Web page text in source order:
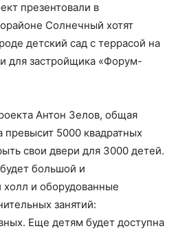
презентовали в
Солнечный хотят
детский сад с террасой на
для застройщика «Форум-
Антон Зелов, общая
превысит 5000 квадратных
свои двери для 3000 детей.
большой и
и оборудованные
занятий:
Еще детям будет доступна